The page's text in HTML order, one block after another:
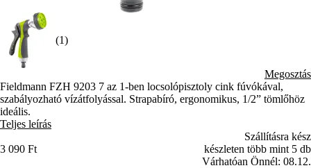
(1)
Megosztás
Fieldmann FZH 9203 7 az 1-ben locsolópisztoly cink fúvókával,
szabályozható vízátfolyással. Strapabíró, ergonomikus, 1/2” tömlőhöz
ideális.
Teljes leírás
3 090 Ft
Szállításra kész
készleten több mint 5 db
Várhatóan Önnél: 08.12.